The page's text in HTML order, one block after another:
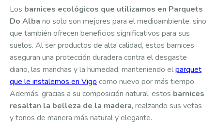
Los barnices ecológicos que utilizamos en Parquets
Do Alba no solo son mejores para el medioambiente, sino
que también ofrecen beneficios significativos para sus
suelos. Al ser productos de alta calidad, estos barnices
aseguran una protección duradera contra el desgaste
diario, las manchas y la humedad, manteniendo elparquet
que le instalemos en Vigo como nuevo por más tiempo.
Además, gracias a su composición natural, estos barnices
resaltan la belleza de la madera, realzando sus vetas
y tonos de manera más natural y elegante.